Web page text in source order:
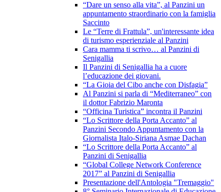
“Dare un senso alla vita”, al Panzini un
appuntamento straordinario con la famiglia
Saccinto
Le “Terre di Frattula”, un'interessante idea
di turismo esperienziale al Panzini
Cara mamma ti scrivo… al Panzini di
Senigallia
Il Panzini di Senigallia ha a cuore
l’educazione dei giovani.
“La Gioia del Cibo anche con Disfagia”
Al Panzini si parla di “Mediterraneo” con
il dottor Fabrizio Maronta
“Officina Turistica” incontra il Panzini
“Lo Scrittore della Porta Accanto” al
Panzini Secondo Appuntamento con la
Giornalista Italo-Siriana Asmae Dachan
“Lo Scrittore della Porta Accanto” al
Panzini di Senigallia
“Global College Network Conference
2017” al Panzini di Senigallia
Presentazione dell'Antologia "Tremaggio"